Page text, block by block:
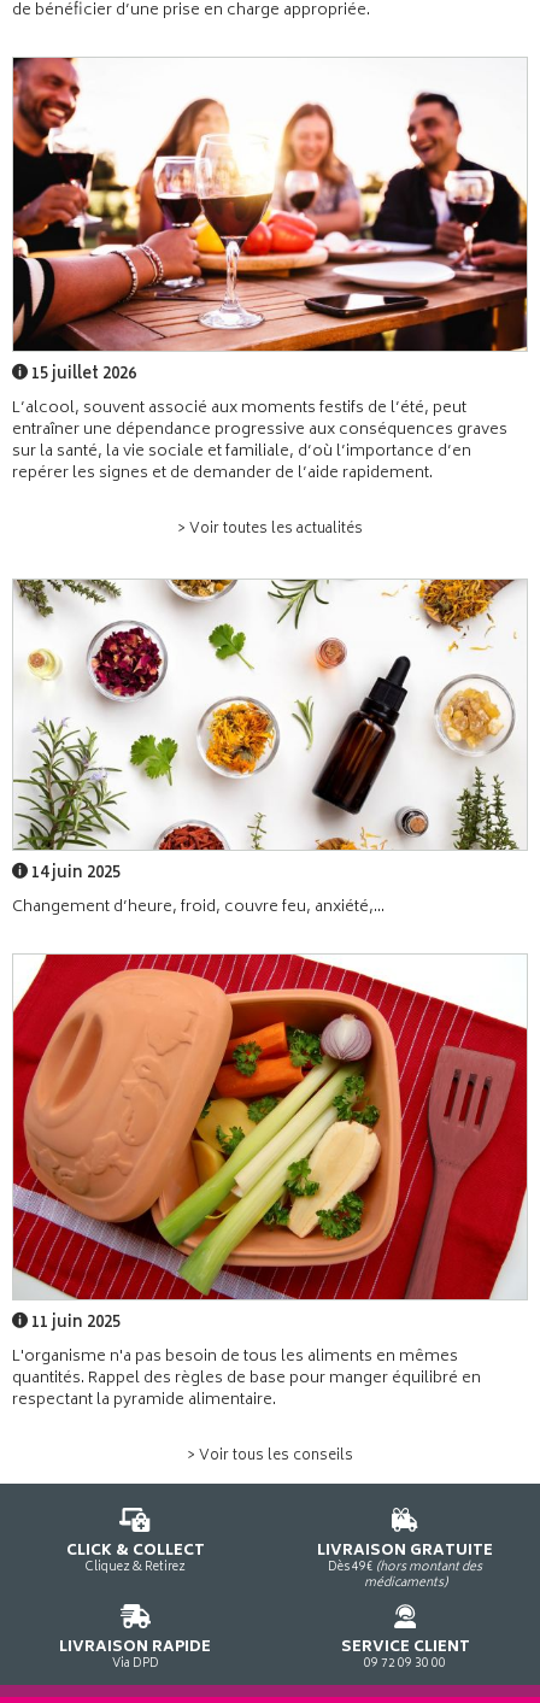
de bénéficier d’une prise en charge appropriée.
15 juillet 2026
L’alcool, souvent associé aux moments festifs de l’été, peut
entraîner une dépendance progressive aux conséquences graves
sur la santé, la vie sociale et familiale, d’où l’importance d’en
repérer les signes et de demander de l’aide rapidement.
> Voir toutes les actualités
14 juin 2025
Changement d’heure, froid, couvre feu, anxiété,...
11 juin 2025
L'organisme n'a pas besoin de tous les aliments en mêmes
quantités. Rappel des règles de base pour manger équilibré en
respectant la pyramide alimentaire.
> Voir tous les conseils
CLICK & COLLECT
Cliquez & Retirez
LIVRAISON GRATUITE
Dès 49€ (hors montant des
médicaments)
LIVRAISON RAPIDE
Via DPD
SERVICE CLIENT
09 72 09 30 00